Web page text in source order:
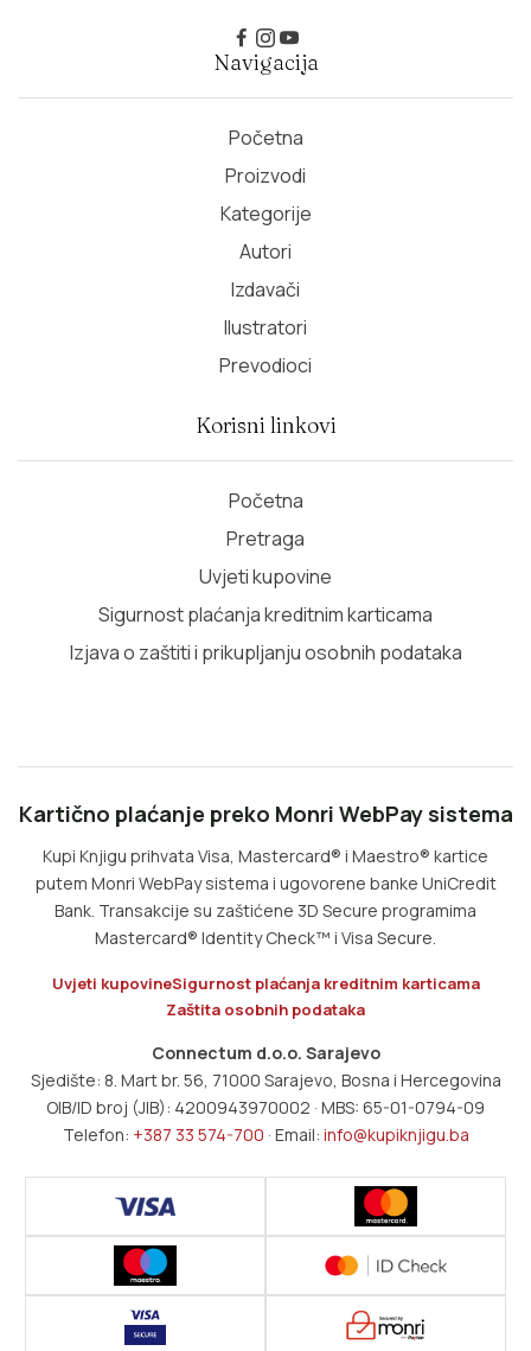
Navigacija
Početna
Proizvodi
Kategorije
Autori
Izdavači
Ilustratori
Prevodioci
Korisni linkovi
Početna
Pretraga
Uvjeti kupovine
Sigurnost plaćanja kreditnim karticama
Izjava o zaštiti i prikupljanju osobnih podataka
Kartično plaćanje preko Monri WebPay sistema
Kupi Knjigu prihvata Visa, Mastercard® i Maestro® kartice
putem Monri WebPay sistema i ugovorene banke UniCredit
Bank. Transakcije su zaštićene 3D Secure programima
Mastercard® Identity Check™ i Visa Secure.
Uvjeti kupovineSigurnost plaćanja kreditnim karticama
Zaštita osobnih podataka
Connectum d.o.o. Sarajevo
Sjedište: 8. Mart br. 56, 71000 Sarajevo, Bosna i Hercegovina
OIB/ID broj (JIB): 4200943970002 · MBS: 65-01-0794-09
Telefon: +387 33 574-700 · Email: info@kupiknjigu.ba